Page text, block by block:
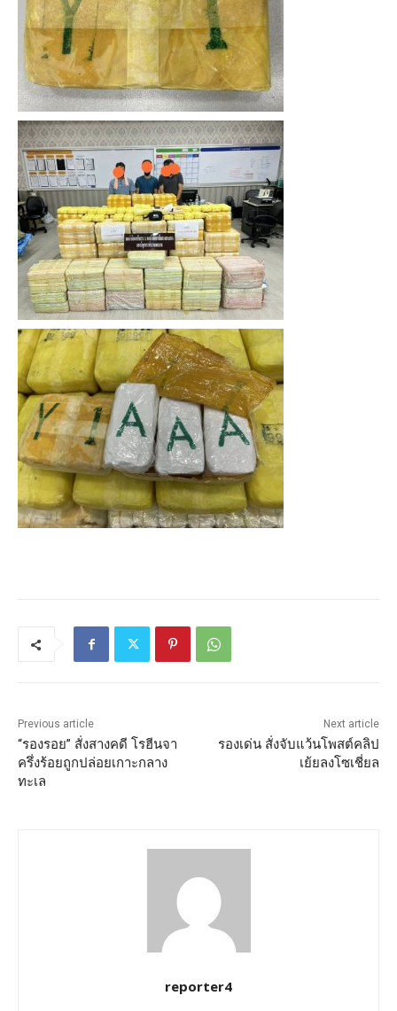
Previous article
“รองรอย” สั่งสางคดี โรฮีนจา
ครึ่งร้อยถูกปล่อยเกาะกลาง
ทะเล
Next article
รองเด่น สั่งจับแว้นโพสต์คลิป
เย้ยลงโซเชี่ยล
reporter4